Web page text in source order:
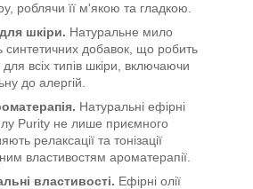
роблячи її м'якою та гладкою.
шкіри. Натуральне мило
синтетичних добавок, що робить
всіх типів шкіри, включаючи
до алергій.
Натуральні ефірні
Purity не лише приємного
релаксації та тонізації
властивостям ароматерапії.
властивості. Ефірні олії